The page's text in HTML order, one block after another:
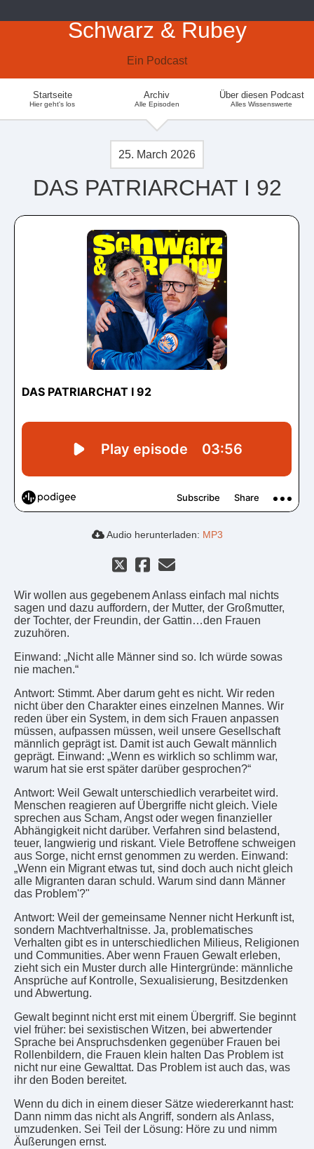
Schwarz & Rubey
Ein Podcast
Startseite
Hier geht's los
Archiv
Alle Episoden
Über diesen Podcast
Alles Wissenswerte
25. March 2026
DAS PATRIARCHAT I 92
Audio herunterladen: MP3
Wir wollen aus gegebenem Anlass einfach mal nichts
sagen und dazu auffordern, der Mutter, der Großmutter,
der Tochter, der Freundin, der Gattin…den Frauen
zuzuhören.
Einwand: „Nicht alle Männer sind so. Ich würde sowas
nie machen.“
Antwort: Stimmt. Aber darum geht es nicht. Wir reden
nicht über den Charakter eines einzelnen Mannes. Wir
reden über ein System, in dem sich Frauen anpassen
müssen, aufpassen müssen, weil unsere Gesellschaft
männlich geprägt ist. Damit ist auch Gewalt männlich
geprägt. Einwand: „Wenn es wirklich so schlimm war,
warum hat sie erst später darüber gesprochen?“
Antwort: Weil Gewalt unterschiedlich verarbeitet wird.
Menschen reagieren auf Übergriffe nicht gleich. Viele
sprechen aus Scham, Angst oder wegen finanzieller
Abhängigkeit nicht darüber. Verfahren sind belastend,
teuer, langwierig und riskant. Viele Betroffene schweigen
aus Sorge, nicht ernst genommen zu werden. Einwand:
„Wenn ein Migrant etwas tut, sind doch auch nicht gleich
alle Migranten daran schuld. Warum sind dann Männer
das Problem'?"
Antwort: Weil der gemeinsame Nenner nicht Herkunft ist,
sondern Machtverhaltnisse. Ja, problematisches
Verhalten gibt es in unterschiedlichen Milieus, Religionen
und Communities. Aber wenn Frauen Gewalt erleben,
zieht sich ein Muster durch alle Hintergründe: männliche
Ansprüche auf Kontrolle, Sexualisierung, Besitzdenken
und Abwertung.
Gewalt beginnt nicht erst mit einem Übergriff. Sie beginnt
viel früher: bei sexistischen Witzen, bei abwertender
Sprache bei Anspruchsdenken gegenüber Frauen bei
Rollenbildern, die Frauen klein halten Das Problem ist
nicht nur eine Gewalttat. Das Problem ist auch das, was
ihr den Boden bereitet.
Wenn du dich in einem dieser Sätze wiedererkannt hast:
Dann nimm das nicht als Angriff, sondern als Anlass,
umzudenken. Sei Teil der Lösung: Höre zu und nimm
Äußerungen ernst.